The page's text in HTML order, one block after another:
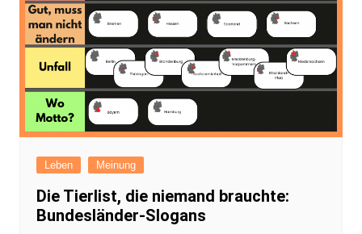
Leben Meinung
Die Tierlist, die niemand brauchte:
Bundesländer-Slogans